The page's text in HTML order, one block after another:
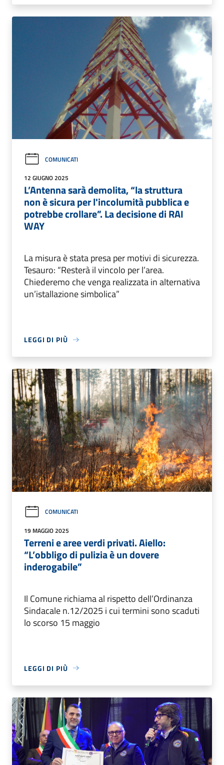
COMUNICATI
12 GIUGNO 2025
L’Antenna sarà demolita, “la struttura
non è sicura per l'incolumità pubblica e
potrebbe crollare”. La decisione di RAI
WAY
La misura è stata presa per motivi di sicurezza.
Tesauro: “Resterà il vincolo per l’area.
Chiederemo che venga realizzata in alternativa
un’istallazione simbolica”
LEGGI DI PIÙ
COMUNICATI
19 MAGGIO 2025
Terreni e aree verdi privati. Aiello:
“L’obbligo di pulizia è un dovere
inderogabile”
Il Comune richiama al rispetto dell’Ordinanza
Sindacale n.12/2025 i cui termini sono scaduti
lo scorso 15 maggio
LEGGI DI PIÙ